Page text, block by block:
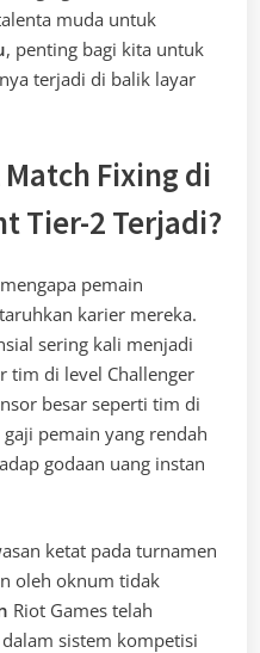
muda untuk
, penting bagi kita untuk
terjadi di balik layar
Fixing di
Tier-2 Terjadi?
pemain
karier mereka.
sering kali menjadi
tim di level Challenger
besar seperti tim di
gaji pemain yang rendah
godaan uang instan
ketat pada turnamen
oleh oknum tidak
Riot Games telah
sistem kompetisi